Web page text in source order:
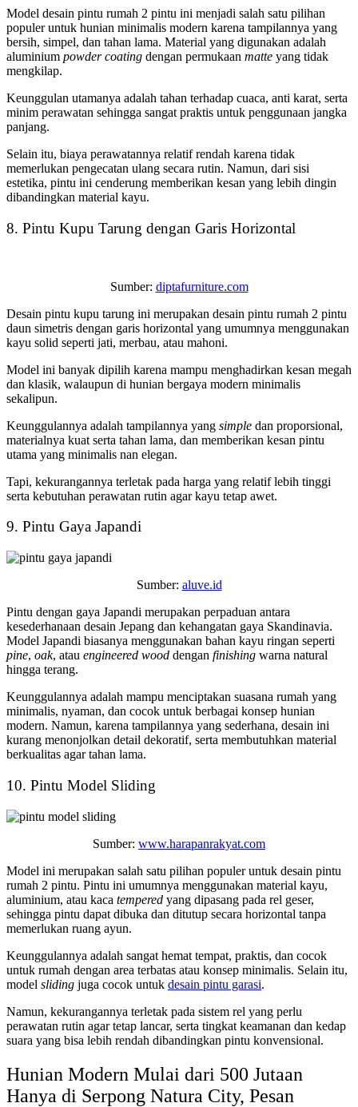
Model desain pintu rumah 2 pintu ini menjadi salah satu pilihan
populer untuk hunian minimalis modern karena tampilannya yang
bersih, simpel, dan tahan lama. Material yang digunakan adalah
aluminium powder coating dengan permukaan matte yang tidak
mengkilap.
Keunggulan utamanya adalah tahan terhadap cuaca, anti karat, serta
minim perawatan sehingga sangat praktis untuk penggunaan jangka
panjang.
Selain itu, biaya perawatannya relatif rendah karena tidak
memerlukan pengecatan ulang secara rutin. Namun, dari sisi
estetika, pintu ini cenderung memberikan kesan yang lebih dingin
dibandingkan material kayu.
8. Pintu Kupu Tarung dengan Garis Horizontal
Sumber: diptafurniture.com
Desain pintu kupu tarung ini merupakan desain pintu rumah 2 pintu
daun simetris dengan garis horizontal yang umumnya menggunakan
kayu solid seperti jati, merbau, atau mahoni.
Model ini banyak dipilih karena mampu menghadirkan kesan megah
dan klasik, walaupun di hunian bergaya modern minimalis
sekalipun.
Keunggulannya adalah tampilannya yang simple dan proporsional,
materialnya kuat serta tahan lama, dan memberikan kesan pintu
utama yang minimalis nan elegan.
Tapi, kekurangannya terletak pada harga yang relatif lebih tinggi
serta kebutuhan perawatan rutin agar kayu tetap awet.
9. Pintu Gaya Japandi
Sumber: aluve.id
Pintu dengan gaya Japandi merupakan perpaduan antara
kesederhanaan desain Jepang dan kehangatan gaya Skandinavia.
Model Japandi biasanya menggunakan bahan kayu ringan seperti
pine, oak, atau engineered wood dengan finishing warna natural
hingga terang.
Keunggulannya adalah mampu menciptakan suasana rumah yang
minimalis, nyaman, dan cocok untuk berbagai konsep hunian
modern. Namun, karena tampilannya yang sederhana, desain ini
kurang menonjolkan detail dekoratif, serta membutuhkan material
berkualitas agar tahan lama.
10. Pintu Model Sliding
Sumber: www.harapanrakyat.com
Model ini merupakan salah satu pilihan populer untuk desain pintu
rumah 2 pintu. Pintu ini umumnya menggunakan material kayu,
aluminium, atau kaca tempered yang dipasang pada rel geser,
sehingga pintu dapat dibuka dan ditutup secara horizontal tanpa
memerlukan ruang ayun.
Keunggulannya adalah sangat hemat tempat, praktis, dan cocok
untuk rumah dengan area terbatas atau konsep minimalis. Selain itu,
model sliding juga cocok untuk desain pintu garasi.
Namun, kekurangannya terletak pada sistem rel yang perlu
perawatan rutin agar tetap lancar, serta tingkat keamanan dan kedap
suara yang bisa lebih rendah dibandingkan pintu konvensional.
Hunian Modern Mulai dari 500 Jutaan
Hanya di Serpong Natura City, Pesan